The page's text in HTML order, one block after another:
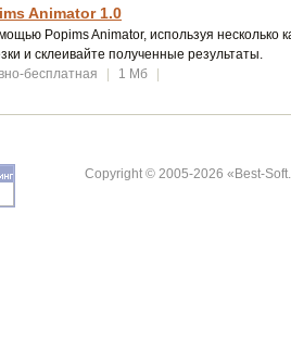
Animator 1.0
Popims Animator, используя несколько
и склеивайте полученные результаты.
бесплатная
| 1 Мб |
Copyright © 2005-2026 «Best-